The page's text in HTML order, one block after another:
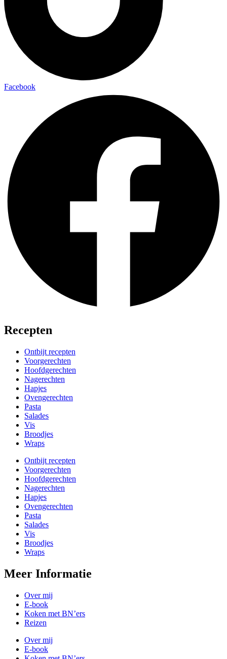
Facebook
Recepten
Ontbijt recepten
Voorgerechten
Hoofdgerechten
Nagerechten
Hapjes
Ovengerechten
Pasta
Salades
Vis
Broodjes
Wraps
Ontbijt recepten
Voorgerechten
Hoofdgerechten
Nagerechten
Hapjes
Ovengerechten
Pasta
Salades
Vis
Broodjes
Wraps
Meer Informatie
Over mij
E-book
Koken met BN’ers
Reizen
Over mij
E-book